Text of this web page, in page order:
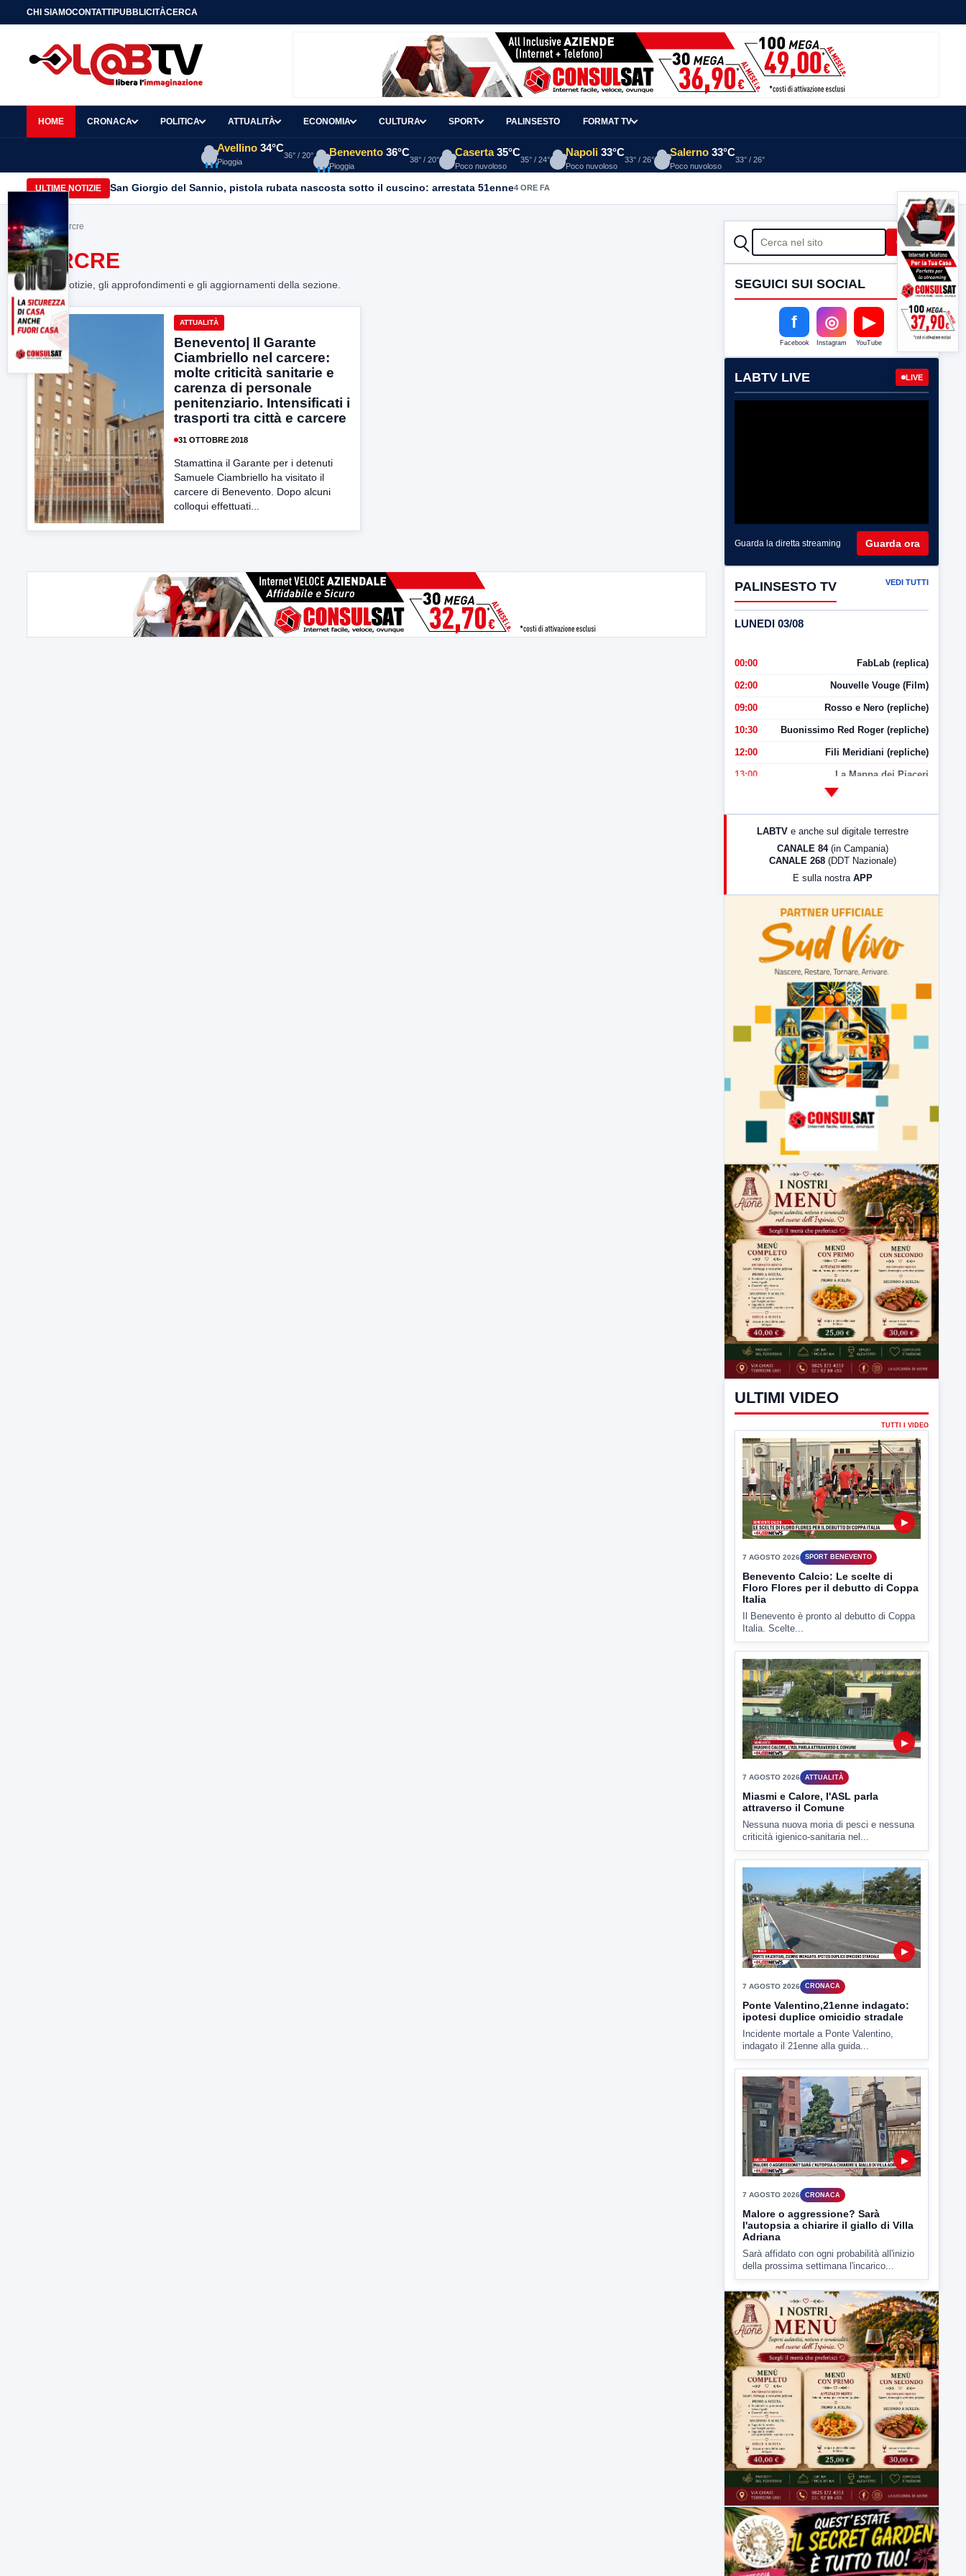
CHI SIAMOCONTATTIPUBBLICITÀCERCA
HOME CRONACA POLITICA ATTUALITÀ ECONOMIA CULTURA SPORT PALINSESTO FORMAT TV
Avellino 34°C
Pioggia
36° / 20° Benevento 36°C
Pioggia
38° / 20°
Caserta 35°C
Poco nuvoloso
35° / 24°
Napoli 33°C
Poco nuvoloso
33° / 26°
Salerno 33°C
Poco nuvoloso
33° / 26°
ULTIME NOTIZIE San Giorgio del Sannio, pistola rubata nascosta sotto il cuscino: arrestata 51enne4 ORE FA
Home> carcre
CARCRE
Tutte le notizie, gli approfondimenti e gli aggiornamenti della sezione.
ATTUALITÀ
Benevento| Il Garante
Ciambriello nel carcere:
molte criticità sanitarie e
carenza di personale
penitenziario. Intensificati i
trasporti tra città e carcere
31 OTTOBRE 2018
Stamattina il Garante per i detenuti
Samuele Ciambriello ha visitato il
carcere di Benevento. Dopo alcuni
colloqui effettuati...
CERCA Cerca
SEGUICI SUI SOCIAL
f
Facebook
◎
Instagram
▶
YouTube
LABTV LIVE LIVE
Guarda la diretta streaming Guarda ora
PALINSESTO TV VEDI TUTTI
LUNEDI 03/08
00:00 FabLab (replica)
02:00 Nouvelle Vouge (Film)
09:00 Rosso e Nero (repliche)
10:30 Buonissimo Red Roger (repliche)
12:00 Fili Meridiani (repliche)
13:00 La Mappa dei Piaceri
LabNews (Diretta)
LabNews (replica)
LABTV e anche sul digitale terrestre
CANALE 84 (in Campania)
CANALE 268 (DDT Nazionale)
E sulla nostra APP
ULTIMI VIDEO
TUTTI I VIDEO
7 AGOSTO 2026 SPORT BENEVENTO
Benevento Calcio: Le scelte di
Floro Flores per il debutto di Coppa
Italia
Il Benevento è pronto al debutto di Coppa
Italia. Scelte...
▶
7 AGOSTO 2026 ATTUALITÀ
Miasmi e Calore, l'ASL parla
attraverso il Comune
Nessuna nuova moria di pesci e nessuna
criticità igienico-sanitaria nel...
▶
7 AGOSTO 2026 CRONACA
Ponte Valentino,21enne indagato:
ipotesi duplice omicidio stradale
Incidente mortale a Ponte Valentino,
indagato il 21enne alla guida...
7 AGOSTO 2026 CRONACA
Malore o aggressione? Sarà
l'autopsia a chiarire il giallo di Villa
Adriana
Sarà affidato con ogni probabilità all'inizio
della prossima settimana l'incarico...